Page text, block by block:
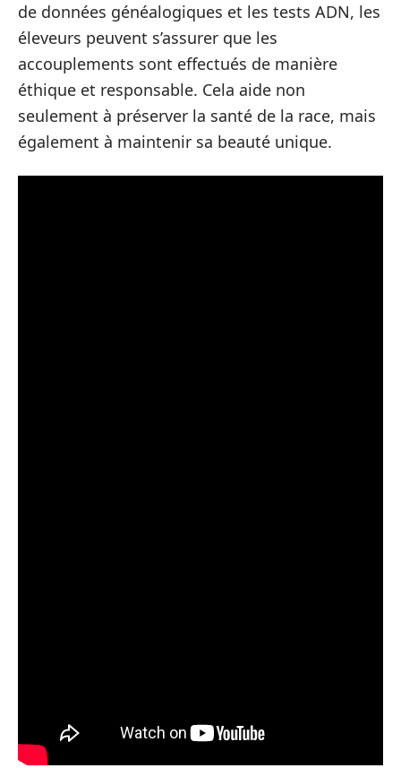
de données généalogiques et les tests ADN, les
éleveurs peuvent s’assurer que les
accouplements sont effectués de manière
éthique et responsable. Cela aide non
seulement à préserver la santé de la race, mais
également à maintenir sa beauté unique.